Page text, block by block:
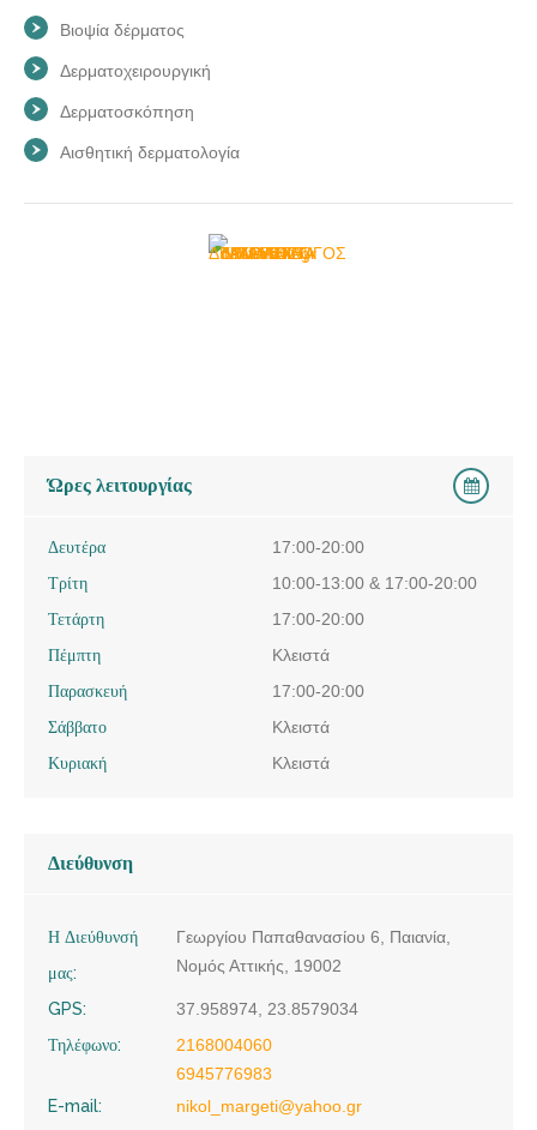
Βιοψία δέρματος
Δερματοχειρουργική
Δερματοσκόπηση
Αισθητική δερματολογία
Ώρες λειτουργίας
Δευτέρα
17:00-20:00
Τρίτη
10:00-13:00 & 17:00-20:00
Τετάρτη
17:00-20:00
Πέμπτη
Κλειστά
Παρασκευή
17:00-20:00
Σάββατο
Κλειστά
Κυριακή
Κλειστά
Διεύθυνση
Η Διεύθυνσή
μας:
Γεωργίου Παπαθανασίου 6, Παιανία,
Νομός Αττικής, 19002
GPS:
37.958974, 23.8579034
Τηλέφωνο:
2168004060
6945776983
E-mail:
nikol_margeti@yahoo.gr